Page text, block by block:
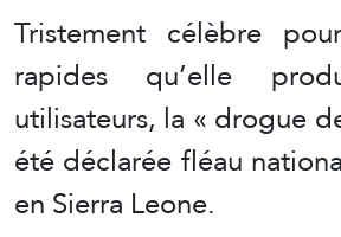
Tristement célèbre
rapides qu’elle
utilisateurs, la « drogue
été déclarée fléau
en Sierra Leone.